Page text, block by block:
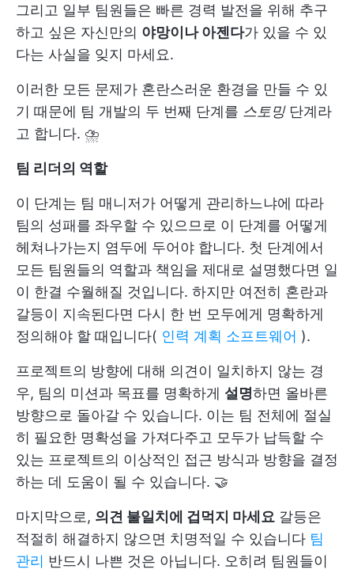
그리고 일부 팀원들은 빠른 경력 발전을 위해 추구
하고 싶은 자신만의 야망이나 아젠다가 있을 수 있
다는 사실을 잊지 마세요.
이러한 모든 문제가 혼란스러운 환경을 만들 수 있
기 때문에 팀 개발의 두 번째 단계를 스토밍단계라
고 합니다. ⛈️
팀 리더의 역할
이 단계는 팀 매니저가 어떻게 관리하느냐에 따라
팀의 성패를 좌우할 수 있으므로 이 단계를 어떻게
헤쳐나가는지 염두에 두어야 합니다. 첫 단계에서
모든 팀원들의 역할과 책임을 제대로 설명했다면 일
이 한결 수월해질 것입니다. 하지만 여전히 혼란과
갈등이 지속된다면 다시 한 번 모두에게 명확하게
정의해야 할 때입니다( 인력 계획 소프트웨어 ).
프로젝트의 방향에 대해 의견이 일치하지 않는 경
우, 팀의 미션과 목표를 명확하게 설명하면 올바른
방향으로 돌아갈 수 있습니다. 이는 팀 전체에 절실
히 필요한 명확성을 가져다주고 모두가 납득할 수
있는 프로젝트의 이상적인 접근 방식과 방향을 결정
하는 데 도움이 될 수 있습니다. 🤝
마지막으로, 의견 불일치에 겁먹지 마세요 갈등은
적절히 해결하지 않으면 치명적일 수 있습니다 팀
관리 반드시 나쁜 것은 아닙니다. 오히려 팀원들이